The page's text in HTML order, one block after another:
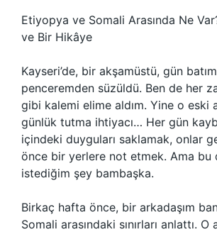
Etiyopya ve Somali Arasında Ne
ve Bir Hikâye
Kayseri’de, bir akşamüstü, gün
penceremden süzüldü. Ben de her
gibi kalemi elime aldım. Yine o eski
günlük tutma ihtiyacı… Her gün
içindeki duyguları saklamak, onlar
önce bir yerlere not etmek. Ama bu
istediğim şey bambaşka.
Birkaç hafta önce, bir arkadaşım
Somali arasındaki sınırları anlattı.